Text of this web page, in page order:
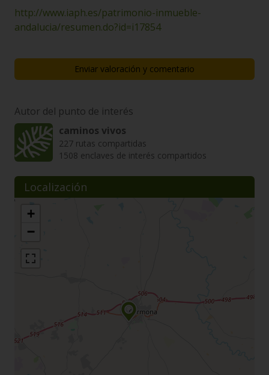
http://www.iaph.es/patrimonio-inmueble-
andalucia/resumen.do?id=i17854
Enviar valoración y comentario
Autor del punto de interés
caminos vivos
227 rutas compartidas
1508 enclaves de interés compartidos
Localización
+
−